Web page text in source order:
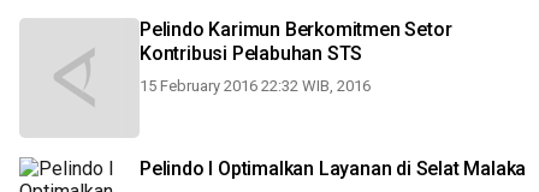
Pelindo Karimun Berkomitmen Setor
Kontribusi Pelabuhan STS
15 February 2016 22:32 WIB, 2016
Pelindo I Optimalkan Layanan di Selat Malaka